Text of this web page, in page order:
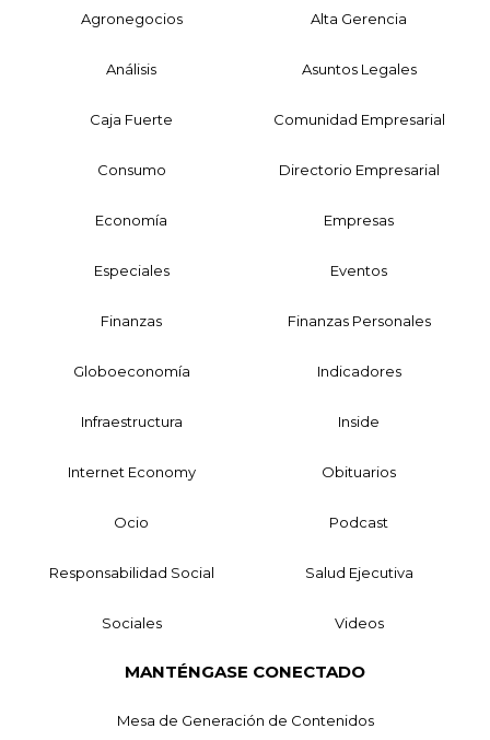
Agronegocios Alta Gerencia
Análisis Asuntos Legales
Caja Fuerte Comunidad Empresarial
Consumo Directorio Empresarial
Economía Empresas
Especiales Eventos
Finanzas Finanzas Personales
Globoeconomía Indicadores
Infraestructura Inside
Internet Economy Obituarios
Ocio Podcast
Responsabilidad Social Salud Ejecutiva
Sociales Videos
MANTÉNGASE CONECTADO
Mesa de Generación de Contenidos